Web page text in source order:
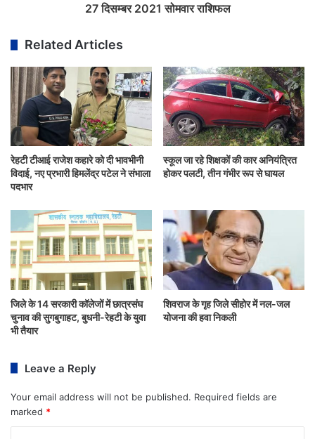
27 दिसम्बर 2021 सोमवार राशिफल
Related Articles
रेहटी टीआई राजेश कहारे को दी भावभीनी
विदाई, नए प्रभारी हिमलेंद्र पटेल ने संभाला
पदभार
स्कूल जा रहे शिक्षकों की कार अनियंत्रित
होकर पलटी, तीन गंभीर रूप से घायल
जिले के 14 सरकारी कॉलेजों में छात्रसंघ
चुनाव की सुगबुगाहट, बुधनी-रेहटी के युवा
भी तैयार
शिवराज के गृह जिले सीहोर में नल-जल
योजना की हवा निकली
Leave a Reply
Your email address will not be published. Required fields are
marked *